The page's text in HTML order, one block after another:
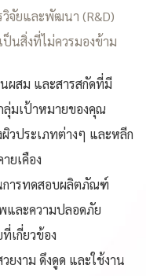
วิจัยและพัฒนา (R&D)
นสิ่งที่ไม่ควรมองข้าม
ผสม และสารสกัดที่มี
มเป้าหมายของคุณ
วประเภทต่างๆ และหลีก
ยเคือง
การทดสอบผลิตภัณฑ์
และความปลอดภัย
เกี่ยวข้อง
งาม ดึงดูด และใช้งาน